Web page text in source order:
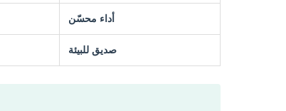
أداء محسّن
صديق للبيئة